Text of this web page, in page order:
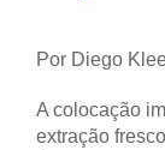
Por Diego
A colocação
extração